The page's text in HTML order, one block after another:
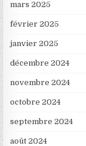
mars 2025
février 2025
janvier 2025
décembre 2024
novembre 2024
octobre 2024
septembre 2024
août 2024